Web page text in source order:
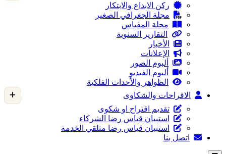
ركن الابداع والابتكار
مجلة الجغرافي الصغير
مجلة المقياس
التقارير السنوية
الأخبار
الإعلانات
ألبوم الصور
ألبوم الفيديو
الظواهر والأحداث الفلكية
الاقراحات والشكاوى
تقديم اقتراح او شكوى
استبيان قياس رضا الشركاء
استبيان قياس رضا متلقي الخدمة
اتصل بنا